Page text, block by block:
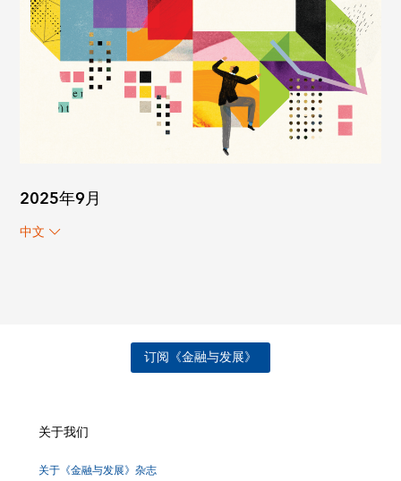
2025年9月
中文
订阅《金融与发展》
关于我们
关于《金融与发展》杂志